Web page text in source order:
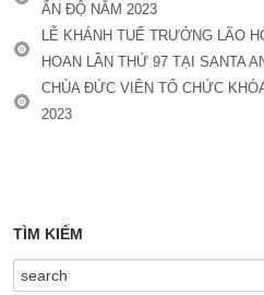
ẤN ĐỘ NĂM 2023
LỄ KHÁNH TUẾ TRƯỞNG LÃO
HOAN LẦN THỨ 97 TẠI SANTA
CHÙA ĐỨC VIÊN TỔ CHỨC
2023
TÌM KIẾM